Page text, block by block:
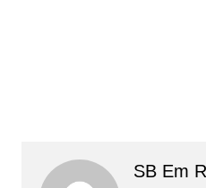
SB Em